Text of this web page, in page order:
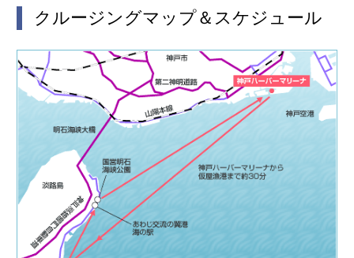
クルージングマップ＆スケジュール